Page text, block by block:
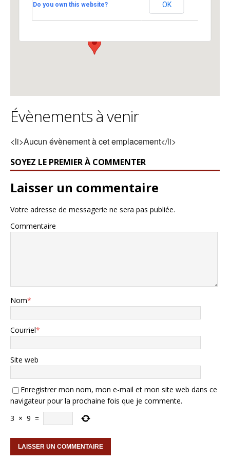
Voir Évènements
Do you own this website? OK
Évènements à venir
<li>Aucun évènement à cet emplacement</li>
SOYEZ LE PREMIER À COMMENTER
Laisser un commentaire
Votre adresse de messagerie ne sera pas publiée.
Commentaire
Nom*
Courriel*
Site web
Enregistrer mon nom, mon e-mail et mon site web dans ce
navigateur pour la prochaine fois que je commente.
3 × 9 =